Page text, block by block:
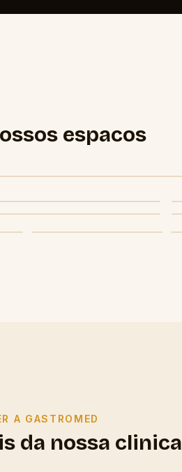
espacos
A GASTROMED
da nossa clinica